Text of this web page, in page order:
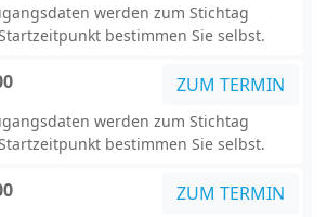
werden zum Stichtag
bestimmen Sie selbst.
ZUM TERMIN
werden zum Stichtag
bestimmen Sie selbst.
ZUM TERMIN